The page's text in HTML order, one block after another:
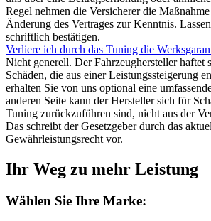
Regel nehmen die Versicherer die
Änderung des Vertrages zur Kenntnis.
schriftlich bestätigen.
Verliere ich durch das Tuning die
Nicht generell. Der Fahrzeughersteller haftet
Schäden, die aus einer Leistungssteigerung
erhalten Sie von uns optional eine
anderen Seite kann der Hersteller sich für
Tuning zurückzuführen sind, nicht aus der
Das schreibt der Gesetzgeber durch das
Gewährleistungsrecht vor.
Ihr Weg zu mehr Leistung
Wählen Sie Ihre Marke: